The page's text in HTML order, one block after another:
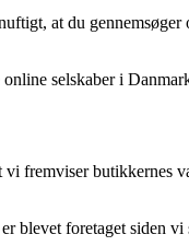
at du
selskaber i
fremviser butikkernes
foretaget siden vi